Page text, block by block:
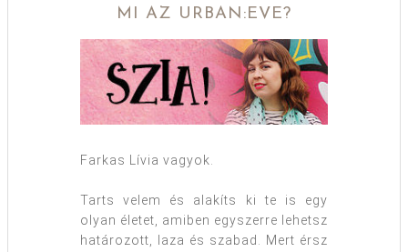
MI AZ URBAN:EVE?
Farkas Lívia vagyok.
Tarts velem és alakíts ki te is egy
olyan életet, amiben egyszerre lehetsz
határozott, laza és szabad. Mert érsz